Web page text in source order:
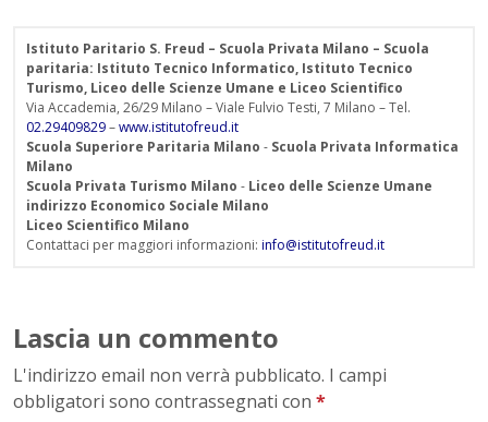
Istituto Paritario S. Freud – Scuola Privata Milano – Scuola
paritaria: Istituto Tecnico Informatico, Istituto Tecnico
Turismo, Liceo delle Scienze Umane e Liceo Scientifico
Via Accademia, 26/29 Milano – Viale Fulvio Testi, 7 Milano – Tel.
02.29409829–www.istitutofreud.it
Scuola Superiore Paritaria Milano - Scuola Privata Informatica
Milano
Scuola Privata Turismo Milano - Liceo delle Scienze Umane
indirizzo Economico Sociale Milano
Liceo Scientifico Milano
Contattaci per maggiori informazioni: info@istitutofreud.it
Lascia un commento
L'indirizzo email non verrà pubblicato. I campi
obbligatori sono contrassegnati con *